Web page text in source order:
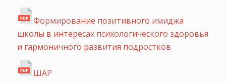
Формирование позитивного имиджа
школы в интересах психологического здоровья
и гармоничного развития подростков
ШАР